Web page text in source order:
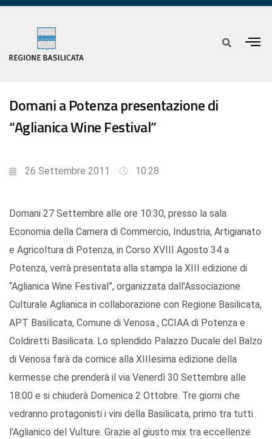
Domani a Potenza presentazione di
“Aglianica Wine Festival”
26 Settembre 2011 10:28
Domani 27 Settembre alle ore 10:30, presso la sala
Economia della Camera di Commercio, Industria, Artigianato
e Agricoltura di Potenza, in Corso XVIII Agosto 34 a
Potenza, verrà presentata alla stampa la XIII edizione di
“Aglianica Wine Festival”, organizzata dall'Associazione
Culturale Aglianica in collaborazione con Regione Basilicata,
APT Basilicata, Comune di Venosa , CCIAA di Potenza e
Coldiretti Basilicata. Lo splendido Palazzo Ducale del Balzo
di Venosa farà da cornice alla XIIIesima edizione della
kermesse che prenderà il via Venerdì 30 Settembre alle
18:00 e si chiuderà Domenica 2 Ottobre. Tre giorni che
vedranno protagonisti i vini della Basilicata, primo tra tutti
l'Aglianico del Vulture. Grazie al giusto mix tra eccellenze